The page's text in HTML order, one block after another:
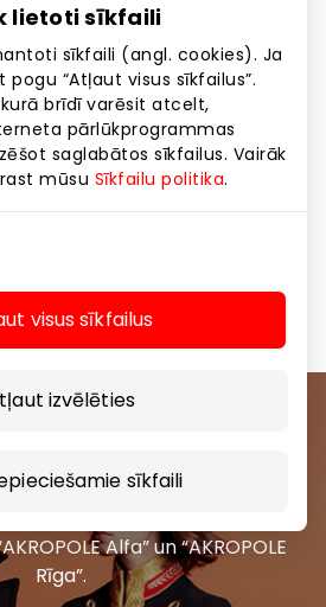
lietoti sīkfaili
sīkfaili (angl. cookies). Ja
“Atļaut visus sīkfailus”.
brīdī varēsit atcelt,
pārlūkprogrammas
saglabātos sīkfailus. Vairāk
mūsu Sīkfailu politika.
visus sīkfailus
izvēlēties
sīkfaili
tai skaitā mūsu, dzimumu
pamatprincipus, kā
kuru ievērošana
visaugstāko uzņēmējdarbības
ka tiek pārkāptas viņu
rakstīt AKROPOLIS GROUP,
vadītājam vai iesniegt ziņojumu
Aicinām iesniegt
veidlapu.
labākajiem piedāvājumiem,
Alfa” un “AKROPOLE
Rīga”.